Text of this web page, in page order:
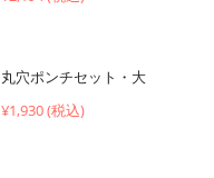
丸穴ポンチセット・大
¥1,930 (税込)